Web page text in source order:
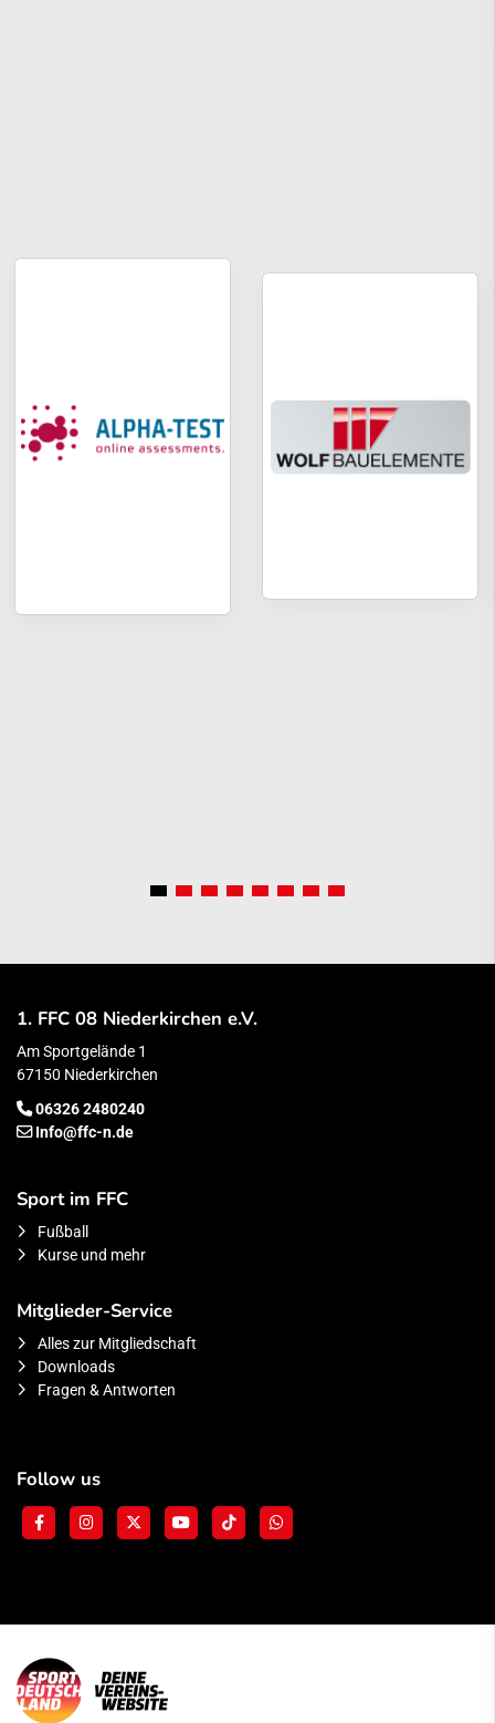
1. FFC 08 Niederkirchen e.V.
Am Sportgelände 1
67150 Niederkirchen
06326 2480240
Info@ffc-n.de
Sport im FFC
Fußball
Kurse und mehr
Mitglieder-Service
Alles zur Mitgliedschaft
Downloads
Fragen & Antworten
Follow us